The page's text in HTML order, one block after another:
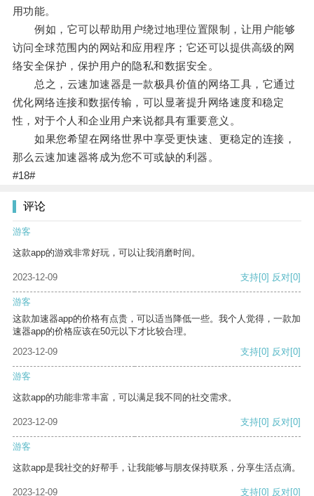
用功能。
例如，它可以帮助用户绕过地理位置限制，让用户能够
访问全球范围内的网站和应用程序；它还可以提供高级的网
络安全保护，保护用户的隐私和数据安全。
总之，云速加速器是一款极具价值的网络工具，它通过
优化网络连接和数据传输，可以显著提升网络速度和稳定
性，对于个人和企业用户来说都具有重要意义。
如果您希望在网络世界中享受更快速、更稳定的连接，
那么云速加速器将成为您不可或缺的利器。
#18#
评论
游客
这款app的游戏非常好玩，可以让我消磨时间。
2023-12-09 支持[0] 反对[0]
游客
这款加速器app的价格有点贵，可以适当降低一些。我个人觉得，一款加
速器app的价格应该在50元以下才比较合理。
2023-12-09
支持[0] 反对[0]
游客
这款app的功能非常丰富，可以满足我不同的社交需求。
2023-12-09 支持[0] 反对[0]
游客
这款app是我社交的好帮手，让我能够与朋友保持联系，分享生活点滴。
2023-12-09 支持[0] 反对[0]